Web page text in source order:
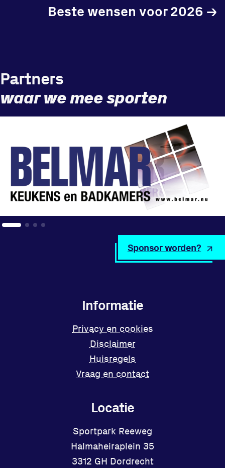
Vraag en contact
Beste wensen voor 2026 →
Locatie
Sportpark Reeweg
Halmaheiraplein 35
3312 GH Dordrecht
Informatie
Privacy en cookies
Disclaimer
Huisregels
Vraag en contact
Partners
waar we mee sporten
Sponsor worden?